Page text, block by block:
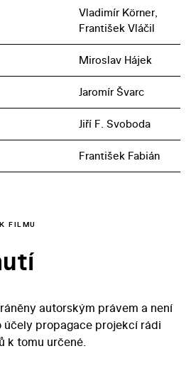
Vladimír Körner,
František Vláčil
Miroslav Hájek
Jaromír Švarc
Jiří F. Svoboda
František Fabián
FILMU
autorským právem a není
účely propagace projekcí rádi
k tomu určené.